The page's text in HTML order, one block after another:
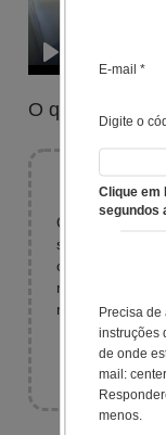
O que dizem
O Teste Style
Qual foi o
sobre mim
catalisador de
meu perfil para
me entender
E-mail *
Digite o
Clique em
segundos
Precisa de
instruções
de onde
mail:
menos.